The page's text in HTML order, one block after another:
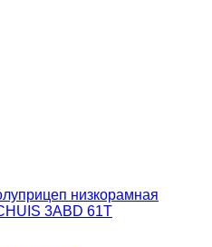
низкорамная
3ABD 61T